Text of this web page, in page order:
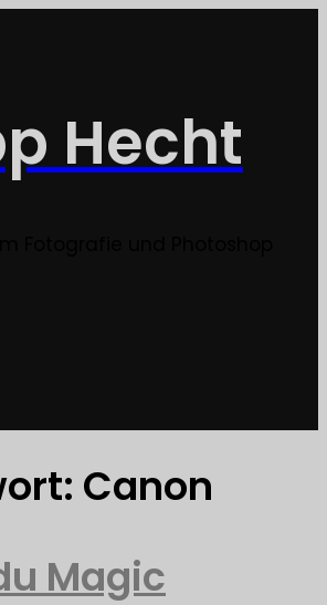
Hecht
Canon
Magic